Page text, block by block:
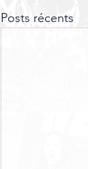
Posts récents